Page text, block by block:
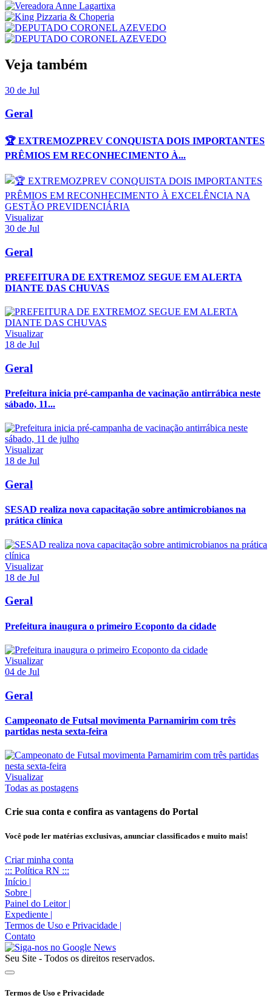
Veja também
30 de Jul
Geral
🏆 EXTREMOZPREV CONQUISTA DOIS IMPORTANTES
PRÊMIOS EM RECONHECIMENTO À...
Visualizar
30 de Jul
Geral
PREFEITURA DE EXTREMOZ SEGUE EM ALERTA
DIANTE DAS CHUVAS
Visualizar
18 de Jul
Geral
Prefeitura inicia pré-campanha de vacinação antirrábica neste
sábado, 11...
Visualizar
18 de Jul
Geral
SESAD realiza nova capacitação sobre antimicrobianos na
prática clínica
Visualizar
18 de Jul
Geral
Prefeitura inaugura o primeiro Ecoponto da cidade
Visualizar
04 de Jul
Geral
Campeonato de Futsal movimenta Parnamirim com três
partidas nesta sexta-feira
Visualizar
Todas as postagens
Crie sua conta e confira as vantagens do Portal
Você pode ler matérias exclusivas, anunciar classificados e muito mais!
Criar minha conta
::: Política RN :::
Início |
Sobre |
Painel do Leitor |
Expediente |
Termos de Uso e Privacidade |
Contato
Seu Site - Todos os direitos reservados.
Termos de Uso e Privacidade